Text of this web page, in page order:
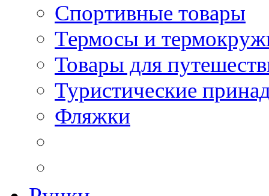
Спортивные товары
Термосы и
Товары для
Туристические
Фляжки